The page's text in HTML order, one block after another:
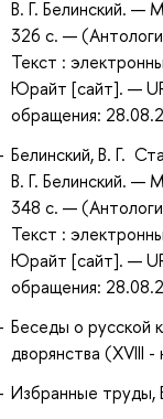
В. Г. Белинский. —
326 с. —
Текст :
Юрайт [сайт]. —
обращения:
Белинский, В. Г.
В. Г. Белинский. —
348 с. —
Текст :
Юрайт [сайт]. —
обращения:
Беседы о русской
дворянства (XVIII
Избранные труды,